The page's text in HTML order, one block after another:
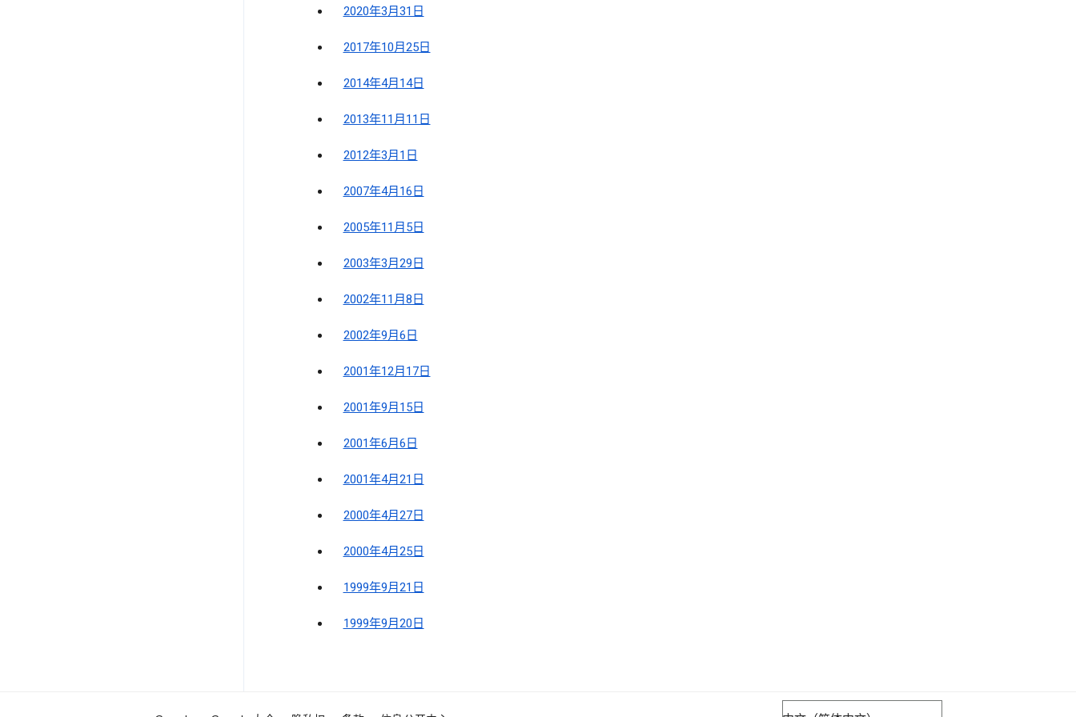
2020年3月31日
2017年10月25日
2014年4月14日
2013年11月11日
2012年3月1日
2007年4月16日
2005年11月5日
2003年3月29日
2002年11月8日
2002年9月6日
2001年12月17日
2001年9月15日
2001年6月6日
2001年4月21日
2000年4月27日
2000年4月25日
1999年9月21日
1999年9月20日